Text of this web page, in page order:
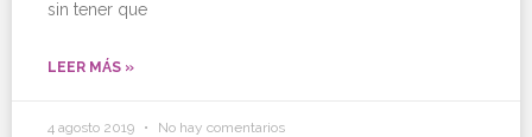
sin tener que
LEER MÁS »
4 agosto 2019 No hay comentarios